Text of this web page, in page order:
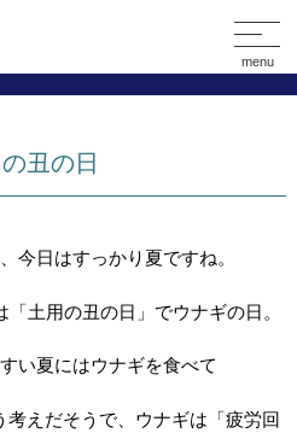
menu
丑の日
今日はすっかり夏ですね。
土用の丑の日」でウナギの日。
い夏にはウナギを食べて
えだそうで、ウナギは「疲労回